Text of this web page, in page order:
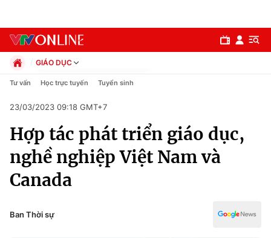
Chuyên mục
Chính trị
Xã hội
Pháp luật
GIÁO DỤC
Chính trị
Pháp luật
Kinh tế
Thể thao
Truyền hình
Văn hóa - Giải trí
Công nghệ
Tư vấn Học trực tuyến Tuyển sinh
23/03/2023 09:18 GMT+7
Hợp tác phát triển giáo dục,
nghề nghiệp Việt Nam và
Canada
Ban Thời sự